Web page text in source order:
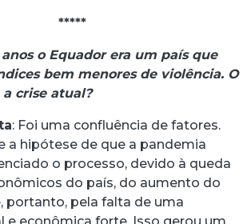
*****
o Equador era um país que
bem menores de violência. O
crise atual?
: Foi uma confluência de fatores.
a hipótese de que a pandemia
o processo, devido à queda
do país, do aumento do
portanto, pela falta de uma